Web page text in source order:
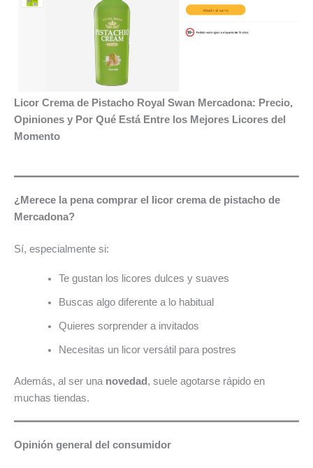
Licor Crema de Pistacho Royal Swan Mercadona: Precio,
Opiniones y Por Qué Está Entre los Mejores Licores del
Momento
¿Merece la pena comprar el licor crema de pistacho de
Mercadona?
Sí, especialmente si:
Te gustan los licores dulces y suaves
Buscas algo diferente a lo habitual
Quieres sorprender a invitados
Necesitas un licor versátil para postres
Además, al ser una novedad , suele agotarse rápido en
muchas tiendas.
Opinión general del consumidor